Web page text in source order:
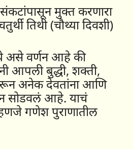
मुक्त करणारा
तिथी (चौथ्या दिवशी)
असे वर्णन आहे की
आपली बुद्धी, शक्ती,
अनेक देवतांना आणि
सोडवलं आहे. याचं
गणेश पुराणातील